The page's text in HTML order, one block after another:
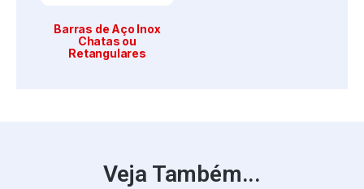
Barras de Aço Inox
Chatas ou
Retangulares
Veja Também...